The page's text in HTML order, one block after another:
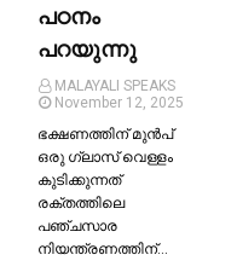
പഠനം
പറയുന്നു
MALAYALI SPEAKS
November 12, 2025
ഭക്ഷണത്തിന് മുന്‍പ്
ഒരു ഗ്ലാസ് വെള്ളം
കുടിക്കുന്നത്
രക്തത്തിലെ
പഞ്ചസാര
നിയന്ത്രണത്തിന്…